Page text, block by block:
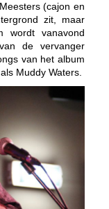
(cajon en
zit, maar
wordt vanavond
de vervanger
van het album
Muddy Waters.